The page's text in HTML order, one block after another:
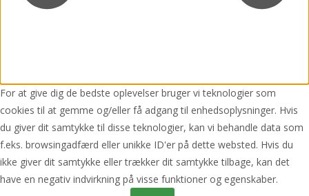
For at give dig de bedste oplevelser bruger vi teknologier som
cookies til at gemme og/eller få adgang til enhedsoplysninger. Hvis
du giver dit samtykke til disse teknologier, kan vi behandle data som
f.eks. browsingadfærd eller unikke ID'er på dette websted. Hvis du
ikke giver dit samtykke eller trækker dit samtykke tilbage, kan det
have en negativ indvirkning på visse funktioner og egenskaber.